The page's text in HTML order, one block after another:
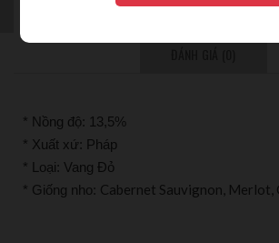
* Nồng độ: 13,5%
* Xuất xứ: Pháp
* Loại: Vang Đỏ
* Giống nho: Cabernet Sauvignon, Merlot,